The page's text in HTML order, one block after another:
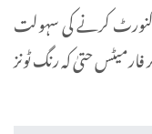
کنورٹ کرنے کی سہولت
حتیٰ کہ رنگ ٹونز